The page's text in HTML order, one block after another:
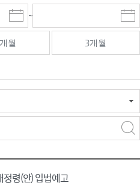
시
작
일
선
~
종
료
선
월 3개월
정령(안) 입법예고